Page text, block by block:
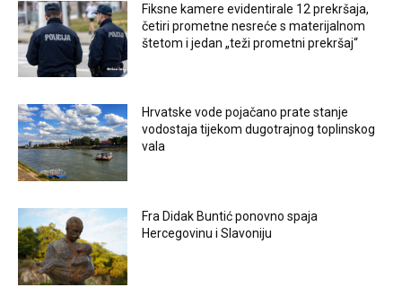
Fiksne kamere evidentirale 12 prekršaja,
četiri prometne nesreće s materijalnom
štetom i jedan „teži prometni prekršaj“
Hrvatske vode pojačano prate stanje
vodostaja tijekom dugotrajnog toplinskog
vala
Fra Didak Buntić ponovno spaja
Hercegovinu i Slavoniju